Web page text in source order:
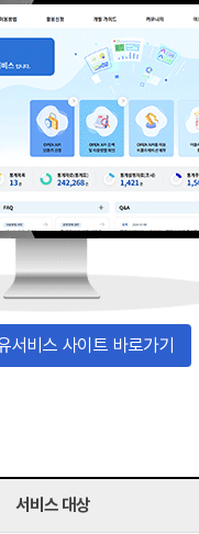
서비스 사이트 바로가기
서비스 대상